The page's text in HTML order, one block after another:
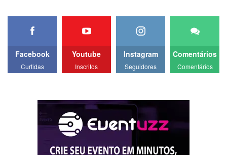
Facebook
Curtidas
Youtube
Inscritos
Instagram
Seguidores
Comentários
Comentários